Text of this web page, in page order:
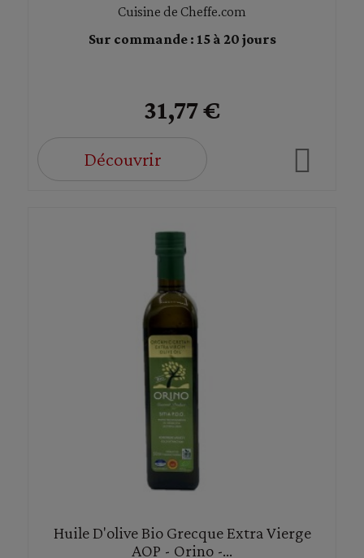
Cuisine de Cheffe.com
Sur commande : 15 à 20 jours
31,77 €
Découvrir
Huile D'olive Bio Grecque Extra Vierge
AOP - Orino -...